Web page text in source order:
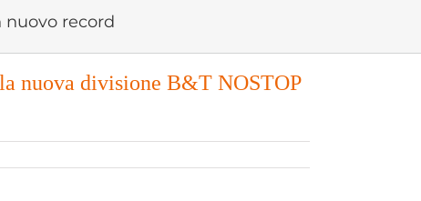
nuovo record
nuova divisione B&T NOSTOP